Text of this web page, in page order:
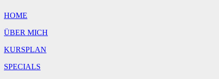
HOME
ÜBER MICH
KURSPLAN
SPECIALS